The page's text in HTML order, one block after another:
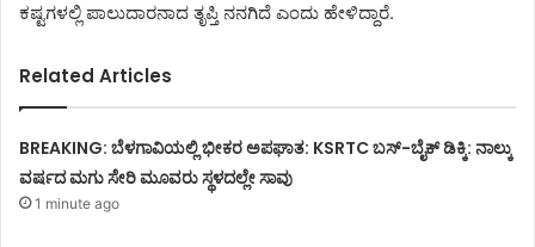
ಕಷ್ಟಗಳಲ್ಲಿ ಪಾಲುದಾರನಾದ ತೃಪ್ತಿ ನನಗಿದೆ ಎಂದು ಹೇಳಿದ್ದಾರೆ.
Related Articles
BREAKING: ಬೆಳಗಾವಿಯಲ್ಲಿ ಭೀಕರ ಅಪಘಾತ: KSRTC ಬಸ್-ಬೈಕ್ ಡಿಕ್ಕಿ: ನಾಲ್ಕು
ವರ್ಷದ ಮಗು ಸೇರಿ ಮೂವರು ಸ್ಥಳದಲ್ಲೇ ಸಾವು
1 minute ago